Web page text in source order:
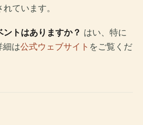
ています。
トはありますか？ はい、特に
細は公式ウェブサイト をご覧くだ